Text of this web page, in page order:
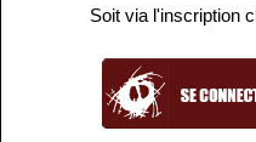
Soit via l'inscription